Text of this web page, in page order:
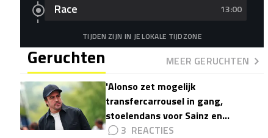
Race 13:00
TIJDEN ZIJN IN JE LOKALE TIJDZONE
Geruchten
MEER GERUCHTEN
'Alonso zet mogelijk
transfercarrousel in gang,
stoelendans voor Sainz en
Colapinto'
3